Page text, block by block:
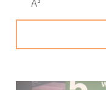
A³